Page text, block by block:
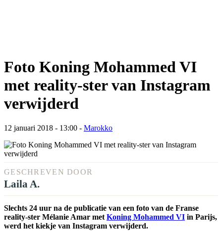
Foto Koning Mohammed VI
met reality-ster van Instagram
verwijderd
12 januari 2018 - 13:00 - Marokko
GESCHREVEN DOOR
Laila A.
Slechts 24 uur na de publicatie van een foto van de Franse
reality-ster Mélanie Amar met Koning Mohammed VI in Parijs,
werd het kiekje van Instagram verwijderd.